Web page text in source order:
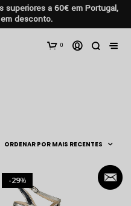
superiores a 60€ em Portugal,
desconto.
0
%
29